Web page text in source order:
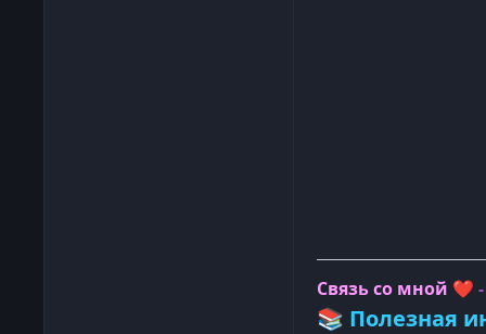
Связь со мной ❤️ -
📚 Полезная